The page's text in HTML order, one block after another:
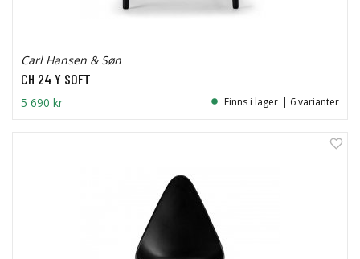
Carl Hansen & Søn
CH 24 Y SOFT
5 690 kr Finns i lager | 6 varianter